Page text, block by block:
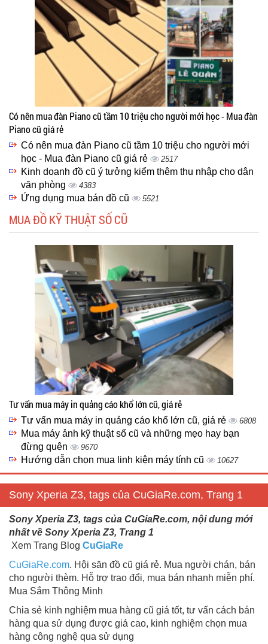
Có nên mua đàn Piano cũ tầm 10 triệu cho người mới học - Mua đàn
Piano cũ giá rẻ
Có nên mua đàn Piano cũ tầm 10 triệu cho người mới
học - Mua đàn Piano cũ giá rẻ
2517
Kinh doanh đồ cũ ý tưởng kiểm thêm thu nhập cho dân
văn phòng
4383
Ứng dụng mua bán đồ cũ 5521
MUA ĐỒ KỸ THUẬT SỐ CŨ
Tư vấn mua máy in quảng cáo khổ lớn cũ, giá rẻ
Tư vấn mua máy in quảng cáo khổ lớn cũ, giá rẻ 6808
Mua máy ảnh kỹ thuật số cũ và những mẹo hay bạn
đừng quên
9670
Hướng dẫn chọn mua linh kiện máy tính cũ 10627
Sony Xperia Z3, tags của CuGiaRe.com, Trang 1
Sony Xperia Z3, tags của CuGiaRe.com, nội dung mới
nhất về Sony Xperia Z3, Trang 1
Xem Trang Blog CuGiaRe
CuGiaRe.com. Hội săn đồ cũ giá rẻ. Mua người chán, bán
cho người thèm. Hỗ trợ trao đổi, mua bán nhanh miễn phí.
Mua Sắm Thông Minh
Chia sẻ kinh nghiệm mua hàng cũ giá tốt, tư vấn cách bán
hàng qua sử dụng được giá cao, kinh nghiệm chọn mua
hàng công nghệ qua sử dụng